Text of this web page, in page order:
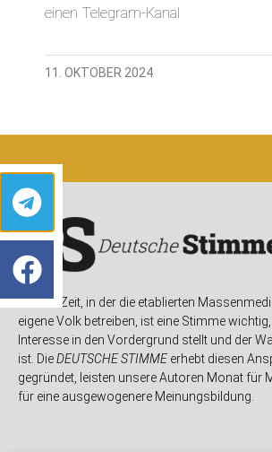
einen Telegram-Kanal
11. OKTOBER 2024
In einer Zeit, in der die etablierten
eigene Volk betreiben, ist eine Stimme
Interesse in den Vordergrund stellt und der
ist. DieDEUTSCHE STIMMEerhebt diesen
gegründet, leisten unsere Autoren Monat für
für eine ausgewogenere Meinungsbildung.